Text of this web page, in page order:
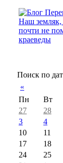
Поиск по
«
Пн
Вт
27
28
3
4
10
11
17
18
24
25